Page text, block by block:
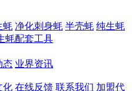
蚝 净化刺身蚝 半壳蚝 纯生蚝
蚝配套工具
态 业界资讯
化 在线反馈 联系我们 加盟代